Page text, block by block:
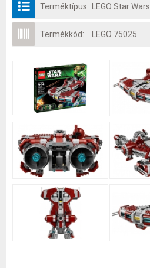
Terméktípus: LEGO Star Wars
Termékkód: LEGO 75025